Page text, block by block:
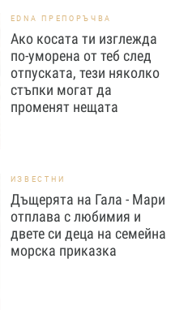
EDNA ПРЕПОРЪЧВА
Ако косата ти изглежда
по-уморена от теб след
отпуската, тези няколко
стъпки могат да
променят нещата
ИЗВЕСТНИ
Дъщерята на Гала - Мари
отплава с любимия и
двете си деца на семейна
морска приказка